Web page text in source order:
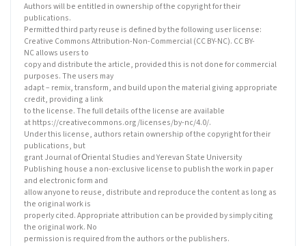
Authors will be entitled in ownership of the copyright for their
publications.
Permitted third party reuse is defined by the following user license:
Creative Commons Attribution-Non-Commercial (CC BY-NC). CC BY-
NC allows users to
copy and distribute the article, provided this is not done for commercial
purposes. The users may
adapt – remix, transform, and build upon the material giving appropriate
credit, providing a link
to the license. The full details of the license are available
at https://creativecommons.org/licenses/by-nc/4.0/.
Under this license, authors retain ownership of the copyright for their
publications, but
grant Journal of Օriental Studies and Yerevan State University
Publishing house a non-exclusive license to publish the work in paper
and electronic form and
allow anyone to reuse, distribute and reproduce the content as long as
the original work is
properly cited. Appropriate attribution can be provided by simply citing
the original work. No
permission is required from the authors or the publishers.